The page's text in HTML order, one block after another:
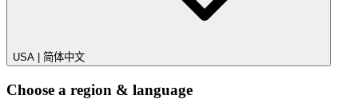
USA 简体中文
Choose a region & language